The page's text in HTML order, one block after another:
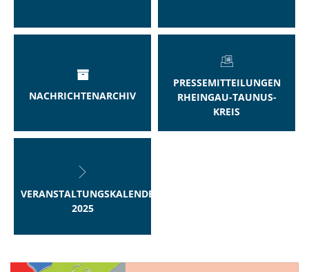
NACHRICHTENARCHIV
PRESSEMITTEILUNGEN
RHEINGAU-TAUNUS-
KREIS
VERANSTALTUNGSKALENDER
2025